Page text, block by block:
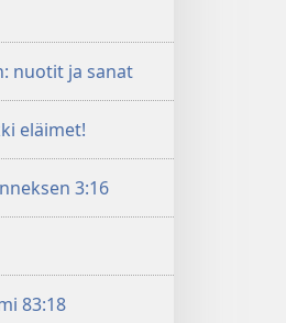
nuotit ja sanat
eläimet!
3:16
83:18